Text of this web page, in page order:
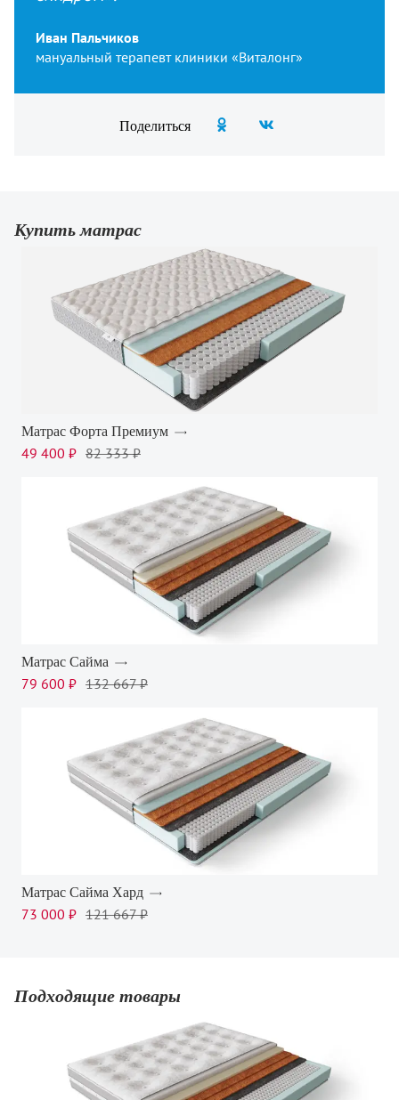
Иван Пальчиков
мануальный терапевт клиники «Виталонг»
Поделиться
Купить матрас
Матрас Форта Премиум
49 400 ₽ 82 333 ₽
Матрас Сайма
79 600 ₽ 132 667 ₽
Матрас Сайма Хард
73 000 ₽ 121 667 ₽
Подходящие товары